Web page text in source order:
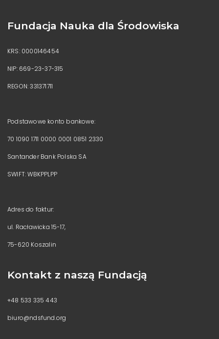
Fundacja Nauka dla Środowiska
KRS: 0000146454
NIP: 669-23-37-315
REGON: 331371711
Podstawowe konto bankowe:
70 1090 1711 0000 0001 0851 2330
Santander Bank Polska SA
SWIFT: WBKPPLPP
Adres do faktur:
ul. Racławicka 15-17,
75-620 Koszalin
Kontakt z naszą Fundacją
+48 533 335 443
biuro@ndsfund.org